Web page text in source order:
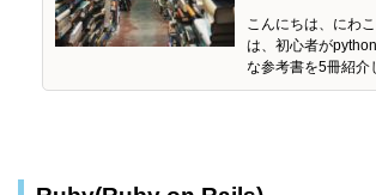
こんにちは、にわ
は、初心者が
な参考書を5冊紹